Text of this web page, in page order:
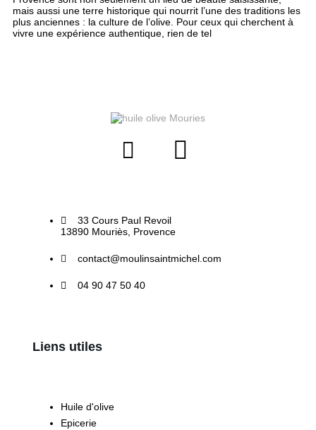
mais aussi une terre historique qui nourrit l’une des traditions les
plus anciennes : la culture de l’olive. Pour ceux qui cherchent à
vivre une expérience authentique, rien de tel
33 Cours Paul Revoil
13890 Mouriès, Provence
contact@moulinsaintmichel.com
04 90 47 50 40
Liens utiles
Huile d'olive
Epicerie